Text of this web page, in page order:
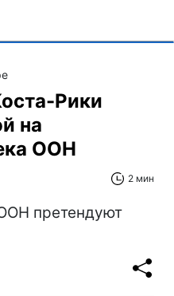
Рики
на
ООН
2 мин
претендуют